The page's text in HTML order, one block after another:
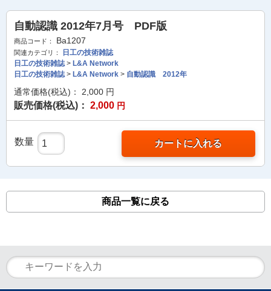
自動認識 2012年7月号 PDF版
商品コード： Ba1207
関連カテゴリ：
日工の技術雑誌
日工の技術雑誌> L&A Network
日工の技術雑誌> L&A Network > 自動認識 2012年
通常価格(税込)： 2,000 円
販売価格(税込)： 2,000 円
数量 カートに入れる
商品一覧に戻る